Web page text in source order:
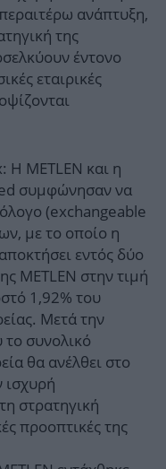
ανάπτυξη,
της
έντονο
εταιρικές
Η METLEN και η
συμφώνησαν να
(exchangeable
με το οποίο η
εντός δύο
METLEN στην τιμή
1,92% του
Μετά την
συνολικό
θα ανέλθει στο
ισχυρή
στρατηγική
προοπτικές της